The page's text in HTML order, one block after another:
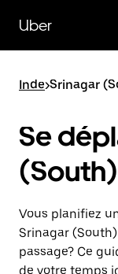
contenu
principal
Uber
Inde>Srinagar
Se
(South)
Vous planifiez
Srinagar
passage? Ce
de votre temps